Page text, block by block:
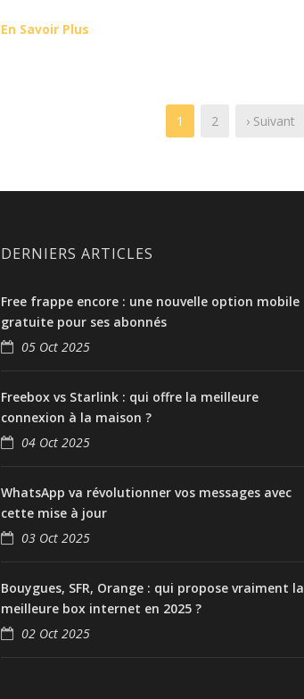
En Savoir Plus
1 2 › Suivant
DERNIERS ARTICLES
Free frappe encore : une nouvelle option mobile
gratuite pour ses abonnés
05 Oct 2025
Freebox vs Starlink : qui offre la meilleure
connexion à la maison ?
04 Oct 2025
WhatsApp va révolutionner vos messages avec
cette mise à jour
03 Oct 2025
Bouygues, SFR, Orange : qui propose vraiment la
meilleure box internet en 2025 ?
02 Oct 2025